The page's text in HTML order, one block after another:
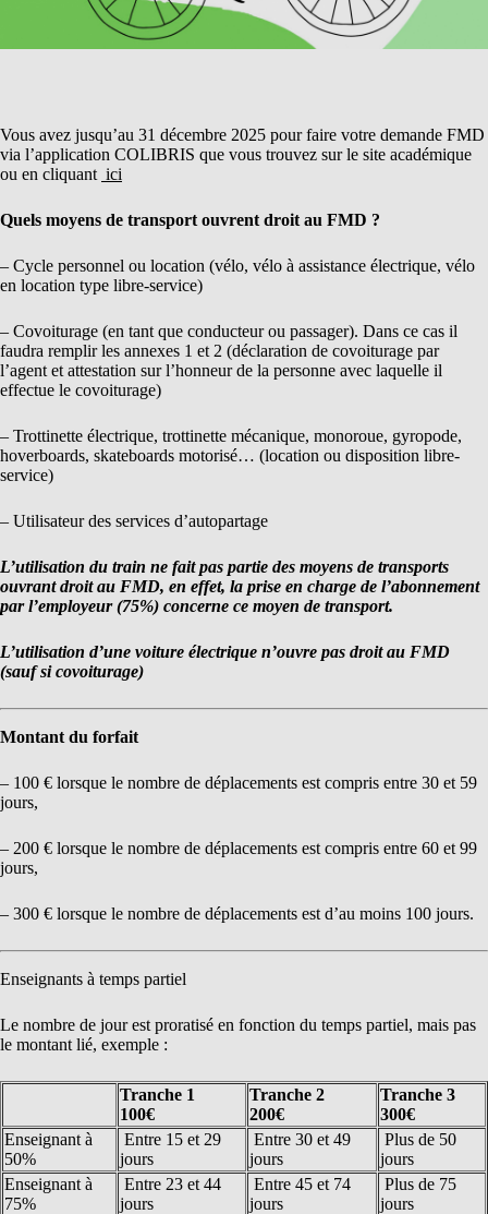
Vous avez jusqu’au 31 décembre 2025 pour faire votre demande FMD
via l’application COLIBRIS que vous trouvez sur le site académique
ou en cliquant ici
Quels moyens de transport ouvrent droit au FMD ?
– Cycle personnel ou location (vélo, vélo à assistance électrique, vélo
en location type libre-service)
– Covoiturage (en tant que conducteur ou passager). Dans ce cas il
faudra remplir les annexes 1 et 2 (déclaration de covoiturage par
l’agent et attestation sur l’honneur de la personne avec laquelle il
effectue le covoiturage)
– Trottinette électrique, trottinette mécanique, monoroue, gyropode,
hoverboards, skateboards motorisé… (location ou disposition libre-
service)
– Utilisateur des services d’autopartage
L’utilisation du train ne fait pas partie des moyens de transports
ouvrant droit au FMD, en effet, la prise en charge de l’abonnement
par l’employeur (75%) concerne ce moyen de transport.
L’utilisation d’une voiture électrique n’ouvre pas droit au FMD
(sauf si covoiturage)
Montant du forfait
– 100 € lorsque le nombre de déplacements est compris entre 30 et 59
jours,
– 200 € lorsque le nombre de déplacements est compris entre 60 et 99
jours,
– 300 € lorsque le nombre de déplacements est d’au moins 100 jours.
Enseignants à temps partiel
Le nombre de jour est proratisé en fonction du temps partiel, mais pas
le montant lié, exemple :
Tranche 1
100€
Tranche 2
200€
Tranche 3
300€
Enseignant à
50%
Entre 15 et 29
jours
Entre 30 et 49
jours
Plus de 50
jours
Enseignant à
75%
Entre 23 et 44
jours
Entre 45 et 74
jours
Plus de 75
jours